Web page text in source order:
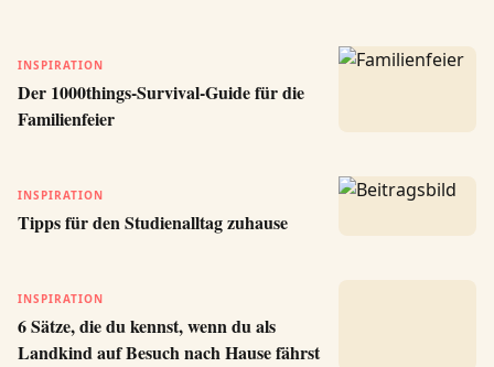
INSPIRATION
Der 1000things-Survival-Guide für die
Familienfeier
INSPIRATION
Tipps für den Studienalltag zuhause
INSPIRATION
6 Sätze, die du kennst, wenn du als
Landkind auf Besuch nach Hause fährst